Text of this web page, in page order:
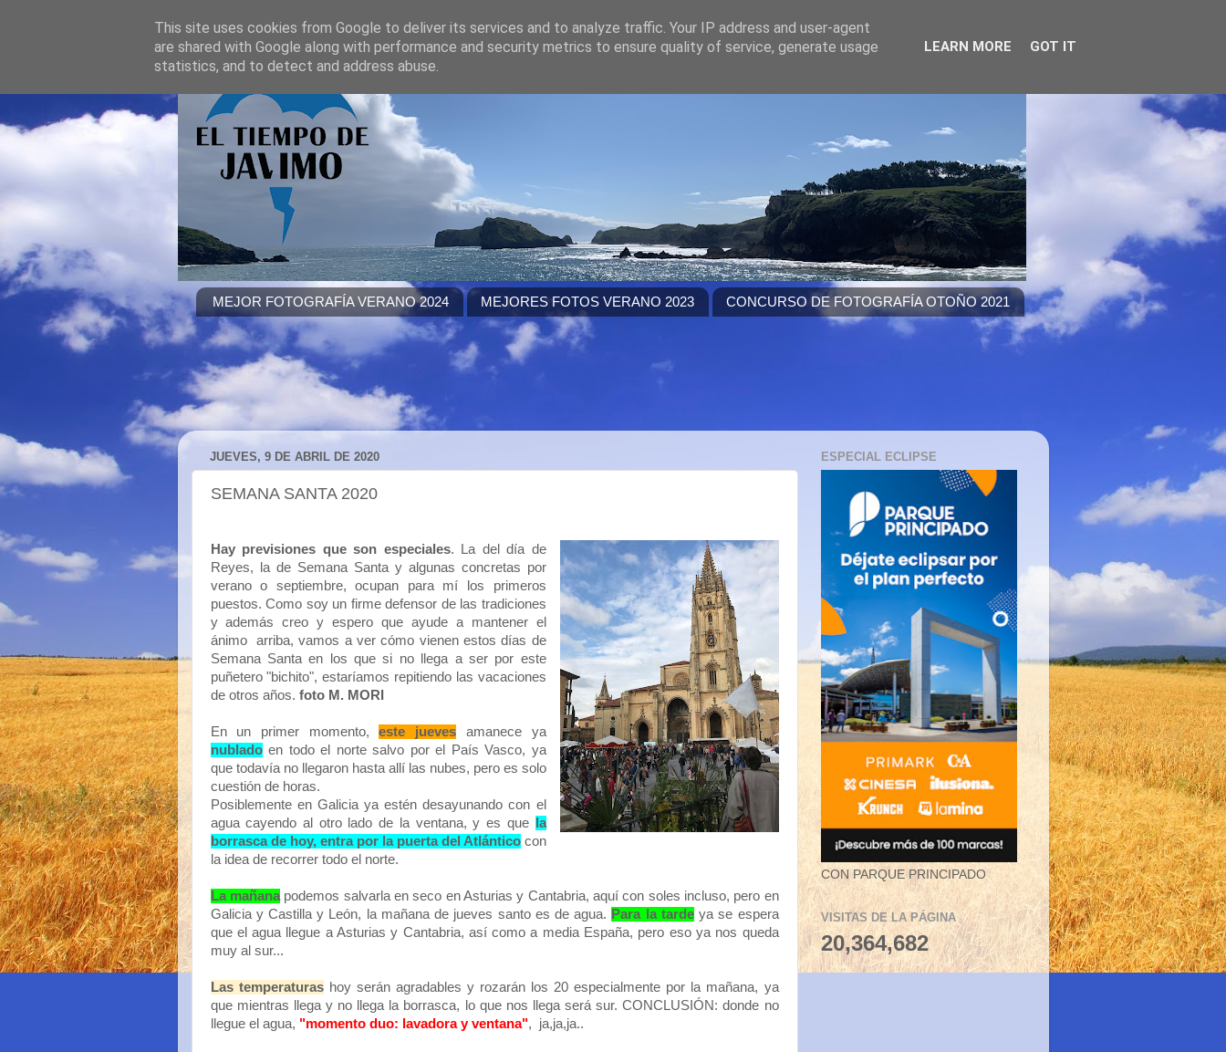
MEJOR FOTOGRAFÍA VERANO 2024 MEJORES FOTOS VERANO 2023 CONCURSO DE FOTOGRAFÍA OTOÑO 2021
JUEVES, 9 DE ABRIL DE 2020
SEMANA SANTA 2020
Hay previsiones que son especiales. La del día de
Reyes, la de Semana Santa y algunas concretas por
verano o septiembre, ocupan para mí los primeros
puestos. Como soy un firme defensor de las tradiciones
y además creo y espero que ayude a mantener el
ánimo arriba, vamos a ver cómo vienen estos días de
Semana Santa en los que si no llega a ser por este
puñetero "bichito", estaríamos repitiendo las vacaciones
de otros años. foto M. MORI
En un primer momento,este jueves amanece ya
nubladoen todo el norte salvo por el País Vasco, ya
que todavía no llegaron hasta allí las nubes, pero es solo
cuestión de horas.
Posiblemente en Galicia ya estén desayunando con el
agua cayendo al otro lado de la ventana, y es que
la
borrasca de hoy, entra por la puerta del Atlánticocon
la idea de recorrer todo el norte.
La mañanapodemos salvarla en seco en Asturias y Cantabria, aquí con soles incluso, pero en
Galicia y Castilla y León, la mañana de jueves santo es de agua. Para la tardeya se espera
que el agua llegue a Asturias y Cantabria, así como a media España, pero eso ya nos queda
muy al sur...
Las temperaturashoy serán agradables y rozarán los 20 especialmente por la mañana, ya
que mientras llega y no llega la borrasca, lo que nos llega será sur. CONCLUSIÓN: donde no
llegue el agua, "momento duo: lavadora y ventana", ja,ja,ja..
ESPECIAL ECLIPSE
CON PARQUE PRINCIPADO
VISITAS DE LA PÁGINA
20,364,682
This site uses cookies from Google to deliver its services and to analyze traffic. Your IP address and user-agent
are shared with Google along with performance and security metrics to ensure quality of service, generate usage
statistics, and to detect and address abuse.
LEARN MORE GOT IT